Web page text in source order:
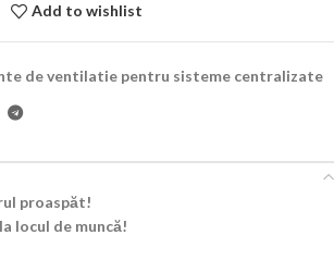
Add to wishlist
de ventilatie pentru sisteme centralizate
proaspăt!
locul de muncă!